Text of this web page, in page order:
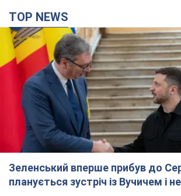
TOP NEWS
Зеленський вперше прибув до
планується зустріч із Вучичем і